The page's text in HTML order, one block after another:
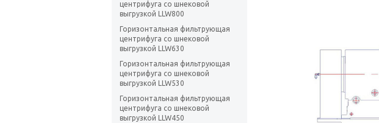
центрифуга со шнековой
выгрузкой LLW800
Горизонтальная фильтрующая
центрифуга со шнековой
выгрузкой LLW630
Горизонтальная фильтрующая
центрифуга со шнековой
выгрузкой LLW530
Горизонтальная фильтрующая
центрифуга со шнековой
выгрузкой LLW450